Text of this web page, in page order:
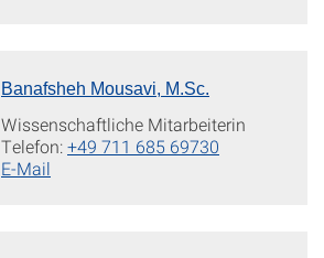
Banafsheh Mousavi, M.Sc.
Wissenschaftliche Mitarbeiterin
Telefon:+49 711 685 69730
E-Mail